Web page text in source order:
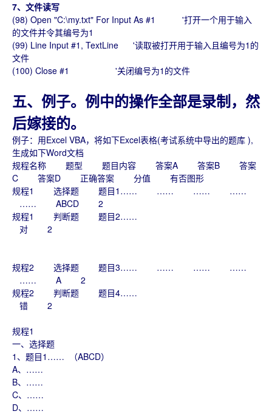
7、文件读写
(98) Open "C:\my.txt" For Input As #1 '打开一个用于输入
的文件并令其编号为1
(99) Line Input #1, TextLine '读取被打开用于输入且编号为1的
文件
(100) Close #1 '关闭编号为1的文件
五、例子。例中的操作全部是录制，然
后嫁接的。
例子：用Excel VBA，将如下Excel表格(考试系统中导出的题库 ),
生成如下Word文档
规程名称 题型 题目内容 答案A 答案B 答案
C 答案D 正确答案 分值 有否图形
规程1 选择题 题目1…… …… …… ……
…… ABCD 2
规程1 判断题 题目2……
对 2
规程2 选择题 题目3…… …… …… ……
…… A 2
规程2 判断题 题目4……
错 2
规程1
一、选择题
1、题目1…… （ABCD）
A、……
B、……
C、……
D、……